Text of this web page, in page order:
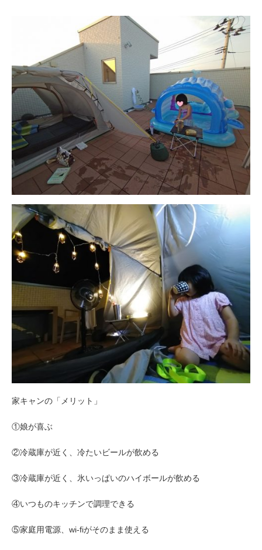
家キャンの「メリット」
①娘が喜ぶ
②冷蔵庫が近く、冷たいビールが飲める
③冷蔵庫が近く、氷いっぱいのハイボールが飲める
④いつものキッチンで調理できる
⑤家庭用電源、wi-fiがそのまま使える